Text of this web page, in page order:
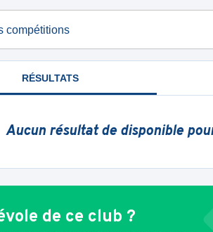
compétitions
RÉSULTATS
Aucun résultat de disponible
de ce club ?